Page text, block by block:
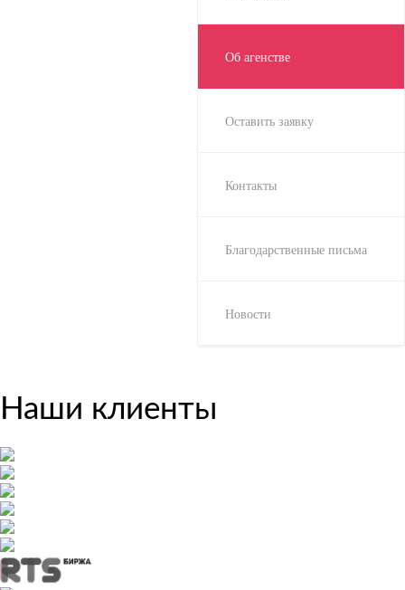
Об агенстве
Оставить заявку
Контакты
Благодарственные письма
Новости
Наши клиенты